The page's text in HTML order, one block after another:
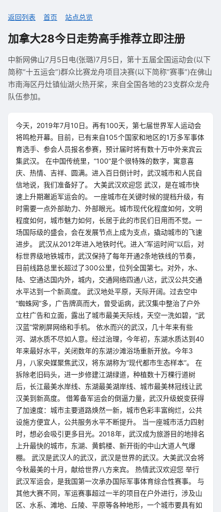
返回列表 首页 站点总览
加拿大28今日走势高手推荐立即注册
中新网佛山7月5日电(张璐)7月5日，第十五届全国运动会(以下
简称“十五运会”)群众比赛龙舟项目决赛(以下简称“赛事”)在佛山
市南海区丹灶镇仙湖火热开桨，来自全国各地的23支群众龙舟
队伍参加。
今天，2019年7月10日。再有100天，第七届世界军人运动会
将鸣枪开幕。目前，已有来自105个国家和地区的1万多军事体
育选手、参会人员报名参赛，预计届时将有数十万中外来宾云
集武汉。 在中国传统里，“100”是个很特殊的数字，寓意喜
庆、热情、吉祥、圆满。进入百日倒计时，武汉城市和人民自
信地说，我们准备好了。 大美武汉欢迎您 武汉，是在城市快
速上升期邂逅军运会的。 一座城市在关键时候的提档升级，有
时需要一点外部助力、外部眼光。城市现代化程度如何，文明
程度如何，城市魅力如何，长居于此的市民们日用而不觉。一
场国际级的盛会，会在发展节点上成为支点，撬动城市的飞速
进步。 武汉从2012年进入地铁时代。进入“军运时间”以后，对
标世界级地铁城市，武汉保持了每年开通2条地铁线的节奏，
目前线路总里长超过了300公里，位列全国第七。对外，水、
陆、空通达国内外，城内，交通网络四通八达，武汉公共交通
水平达到一个新高度。 武汉地处平原，天际开阔。过去空中
“蜘蛛网”多，广告牌高而大，曾受诟病，武汉集中整治了户外
立柱广告和立面，露出了城市最美天际线，天空一洗如碧，“武
汉蓝”常刷屏网络和手机。 依水而兴的武汉，几十年来有些
河、湖水质不尽如人意。经过治理，今年初，东湖水质达到40
年来最好水平，关闭数年的东湖沙滩浴场重新开放。今年3
月，八家央媒聚焦武汉，将东湖称为“现代都市生态样本”。 在
拆除老旧码头，进一步修建江湖绿道，种植数十万棵行道树
后，长江最美水岸线、东湖最美湖岸线、城市最美林冠线让武
汉美到新高度。 借筹备军运会的倒逼力量，武汉升级蜕变获得
了加速度：城市主要道路焕然一新，城市色彩丰富绚烂，公共
设施方便宜人，公共服务水平不断提升。 当一座城市活力四射
时，想必会吸引更多目光。2018年，武汉成为旅游目的地排名
上升最快的城市，东湖、黄鹤楼、新开街的中山大道人气爆
棚。 武汉是武汉人的武汉，武汉是世界的武汉。大美武汉会将
今秋最美的十月，献给世界八方来宾。 热情武汉欢迎您 举行
武汉军运会，是我国第一次承办国际军事体育综合性赛事。 与
其他大赛不同，军运赛事超过一半的项目在户外进行，涉及山
区、水系、滩地、丘陵、平原等各种地形，一个城市要具有如